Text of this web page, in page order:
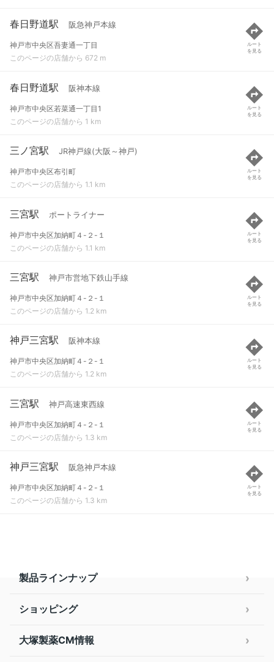
春日野道駅 阪急神戸本線
神戸市中央区吾妻通一丁目
このページの店舗から 672 m
ルート
を見る
春日野道駅 阪神本線
神戸市中央区若菜通一丁目1
このページの店舗から 1 km
ルート
を見る
三ノ宮駅 JR神戸線(大阪～神戸)
神戸市中央区布引町
このページの店舗から 1.1 km
ルート
を見る
三宮駅 ポートライナー
神戸市中央区加納町４-２-１
このページの店舗から 1.1 km
ルート
を見る
三宮駅 神戸市営地下鉄山手線
神戸市中央区加納町４-２-１
このページの店舗から 1.2 km
ルート
を見る
神戸三宮駅 阪神本線
神戸市中央区加納町４-２-１
このページの店舗から 1.2 km
ルート
を見る
三宮駅 神戸高速東西線
神戸市中央区加納町４-２-１
このページの店舗から 1.3 km
ルート
を見る
神戸三宮駅 阪急神戸本線
神戸市中央区加納町４-２-１
このページの店舗から 1.3 km
ルート
を見る
製品ラインナップ
ショッピング
大塚製薬CM情報